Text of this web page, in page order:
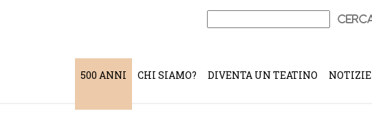
Ricerca
500 ANNI CHI SIAMO? DIVENTA UN TEATINO NOTIZIE